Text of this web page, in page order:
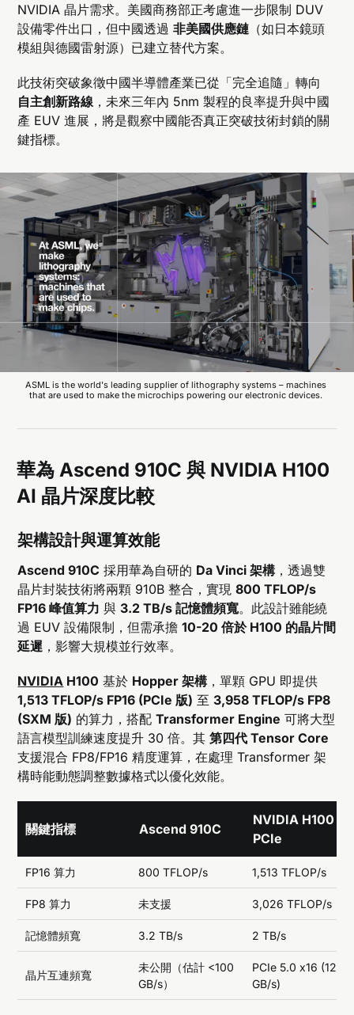
NVIDIA 晶片需求。美國商務部正考慮進一步限制 DUV
設備零件出口，但中國透過非美國供應鏈 （如日本鏡頭
模組與德國雷射源）已建立替代方案。
此技術突破象徵中國半導體產業已從「完全追隨」轉向
自主創新路線 ，未來三年內 5nm 製程的良率提升與中國
產 EUV 進展，將是觀察中國能否真正突破技術封鎖的關
鍵指標。
ASML is the world's leading supplier of lithography systems – machines
that are used to make the microchips powering our electronic devices.
華為 Ascend 910C 與 NVIDIA H100
AI 晶片深度比較
架構設計與運算效能
Ascend 910C 採用華為自研的 Da Vinci 架構 ，透過雙
晶片封裝技術將兩顆 910B 整合，實現800 TFLOP/s
FP16 峰值算力 與3.2 TB/s 記憶體頻寬。此設計雖能繞
過 EUV 設備限制，但需承擔10-20 倍於 H100 的晶片間
延遲 ，影響大規模並行效率。
NVIDIA H100 基於 Hopper 架構 ，單顆 GPU 即提供
1,513 TFLOP/s FP16 (PCIe 版) 至3,958 TFLOP/s FP8
(SXM 版) 的算力，搭配Transformer Engine 可將大型
語言模型訓練速度提升 30 倍。其第四代 Tensor Core
支援混合 FP8/FP16 精度運算，在處理 Transformer 架
構時能動態調整數據格式以優化效能。
關鍵指標 Ascend 910C
NVIDIA H100
PCIe
FP16 算力 800 TFLOP/s 1,513 TFLOP/s
FP8 算力 未支援 3,026 TFLOP/s
記憶體頻寬 3.2 TB/s 2 TB/s
晶片互連頻寬
未公開（估計 <100
GB/s）
PCIe 5.0 x16 (128
GB/s)